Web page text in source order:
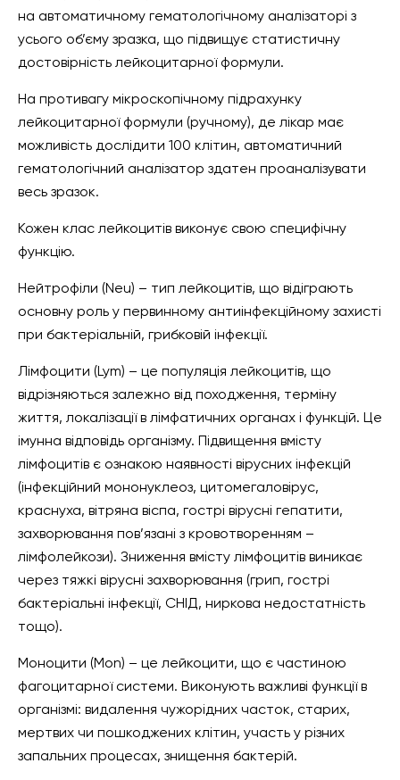
на автоматичному гематологічному аналізаторі з
усього об’єму зразка, що підвищує статистичну
достовірність лейкоцитарної формули.
На противагу мікроскопічному підрахунку
лейкоцитарної формули (ручному), де лікар має
можливість дослідити 100 клітин, автоматичний
гематологічний аналізатор здатен проаналізувати
весь зразок.
Кожен клас лейкоцитів виконує свою специфічну
функцію.
Нейтрофіли (Neu) – тип лейкоцитів, що відіграють
основну роль у первинному антиінфекційному захисті
при бактеріальній, грибковій інфекції.
Лімфоцити (Lym) – це популяція лейкоцитів, що
відрізняються залежно від походження, терміну
життя, локалізації в лімфатичних органах і функцій. Це
імунна відповідь організму. Підвищення вмісту
лімфоцитів є ознакою наявності вірусних інфекцій
(інфекційний мононуклеоз, цитомегаловірус,
краснуха, вітряна віспа, гострі вірусні гепатити,
захворювання пов’язані з кровотворенням –
лімфолейкози). Зниження вмісту лімфоцитів виникає
через тяжкі вірусні захворювання (грип, гострі
бактеріальні інфекції, СНІД, ниркова недостатність
тощо).
Моноцити (Mon) – це лейкоцити, що є частиною
фагоцитарної системи. Виконують важливі функції в
організмі: видалення чужорідних часток, старих,
мертвих чи пошкоджених клітин, участь у різних
запальних процесах, знищення бактерій.